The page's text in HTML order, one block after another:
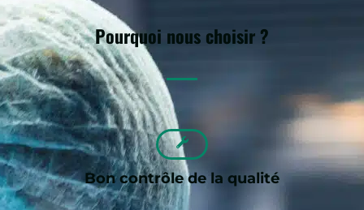
Pourquoi nous choisir ?
Bon contrôle de la qualité